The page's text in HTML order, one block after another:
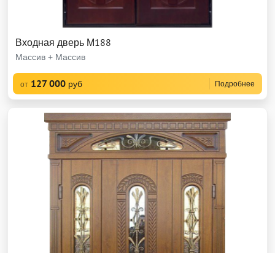
Входная дверь М188
Массив + Массив
от 127 000 руб Подробнее